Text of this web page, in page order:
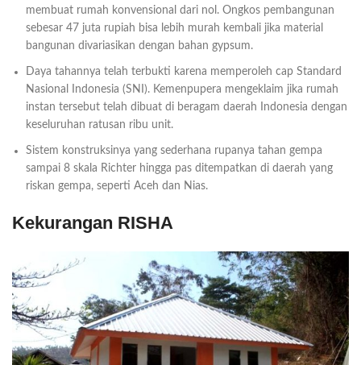
membuat rumah konvensional dari nol. Ongkos pembangunan
sebesar 47 juta rupiah bisa lebih murah kembali jika material
bangunan divariasikan dengan bahan gypsum.
Daya tahannya telah terbukti karena memperoleh cap Standard
Nasional Indonesia (SNI). Kemenpupera mengeklaim jika rumah
instan tersebut telah dibuat di beragam daerah Indonesia dengan
keseluruhan ratusan ribu unit.
Sistem konstruksinya yang sederhana rupanya tahan gempa
sampai 8 skala Richter hingga pas ditempatkan di daerah yang
riskan gempa, seperti Aceh dan Nias.
Kekurangan RISHA